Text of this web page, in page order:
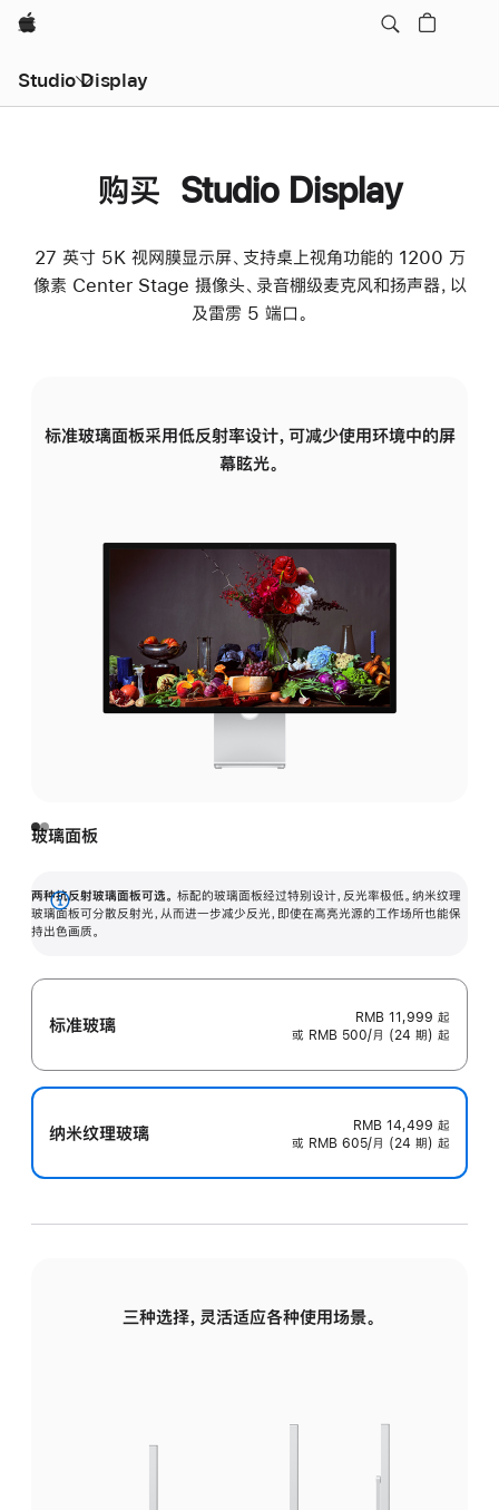
Apple
Studio Display
购买 Studio Display
27 英寸 5K 视网膜显示屏、支持桌上视角功能的 1200 万
像素 Center Stage 摄像头、录音棚级麦克风和扬声器，以
及雷雳 5 端口。
标准玻璃面板采用低反射率设计，可减少使用环境中的屏
幕眩光。
玻璃面板
两种抗反射玻璃面板可选。 标配的玻璃面板经过特别设计，反光率极低。纳米纹理
玻璃面板可分散反射光，从而进一步减少反光，即使在高亮光源的工作场所也能保
持出色画质。
展
开
标准玻璃 RMB 11,999 起
或 RMB 500/月 (24 期) 起
纳米纹理玻璃 RMB 14,499 起
或 RMB 605/月 (24 期) 起
三种选择，灵活适应各种使用场景。